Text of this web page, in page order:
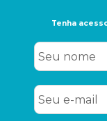
Tenha